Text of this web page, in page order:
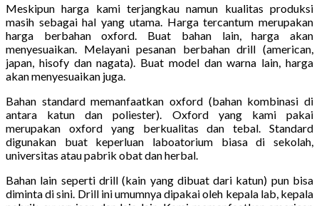
Meskipun harga kami terjangkau namun kualitas produksi
masih sebagai hal yang utama. Harga tercantum merupakan
harga berbahan oxford. Buat bahan lain, harga akan
menyesuaikan. Melayani pesanan berbahan drill (american,
japan, hisofy dan nagata). Buat model dan warna lain, harga
akan menyesuaikan juga.
Bahan standard memanfaatkan oxford (bahan kombinasi di
antara katun dan poliester). Oxford yang kami pakai
merupakan oxford yang berkualitas dan tebal. Standard
digunakan buat keperluan laboatorium biasa di sekolah,
universitas atau pabrik obat dan herbal.
Bahan lain seperti drill (kain yang dibuat dari katun) pun bisa
diminta di sini. Drill ini umumnya dipakai oleh kepala lab, kepala